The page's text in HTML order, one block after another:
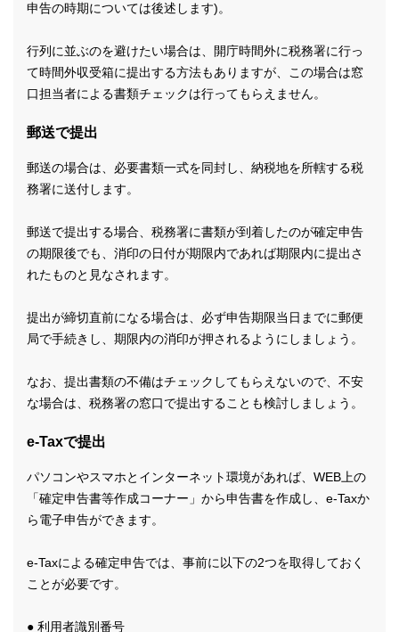
申告の時期については後述します)。
行列に並ぶのを避けたい場合は、開庁時間外に税務署に行っ
て時間外収受箱に提出する方法もありますが、この場合は窓
口担当者による書類チェックは行ってもらえません。
郵送で提出
郵送の場合は、必要書類一式を同封し、納税地を所轄する税
務署に送付します。
郵送で提出する場合、税務署に書類が到着したのが確定申告
の期限後でも、消印の日付が期限内であれば期限内に提出さ
れたものと見なされます。
提出が締切直前になる場合は、必ず申告期限当日までに郵便
局で手続きし、期限内の消印が押されるようにしましょう。
なお、提出書類の不備はチェックしてもらえないので、不安
な場合は、税務署の窓口で提出することも検討しましょう。
e-Taxで提出
パソコンやスマホとインターネット環境があれば、WEB上の
「確定申告書等作成コーナー」から申告書を作成し、e-Taxか
ら電子申告ができます。
e-Taxによる確定申告では、事前に以下の2つを取得しておく
ことが必要です。
● 利用者識別番号